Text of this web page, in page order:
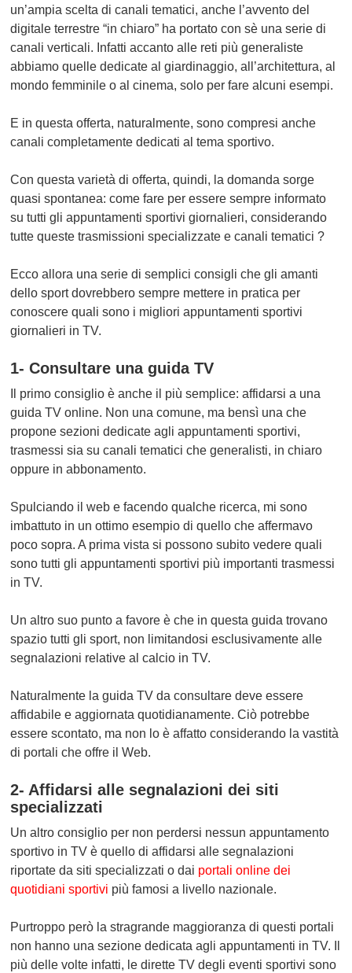
un’ampia scelta di canali tematici, anche l’avvento del
digitale terrestre “in chiaro” ha portato con sè una serie di
canali verticali. Infatti accanto alle reti più generaliste
abbiamo quelle dedicate al giardinaggio, all’architettura, al
mondo femminile o al cinema, solo per fare alcuni esempi.
E in questa offerta, naturalmente, sono compresi anche
canali completamentededicati al tema sportivo.
Con questa varietà di offerta, quindi, la domanda sorge
quasi spontanea:come fare per essere sempre informato
su tutti gli appuntamenti sportivi giornalieri, considerando
tutte queste trasmissioni specializzate e canali tematici ?
Ecco allora una serie di semplici consigli che gli amanti
dello sport dovrebbero sempre mettere in pratica per
conoscere quali sono i migliori appuntamenti sportivi
giornalieri in TV.
1- Consultare una guida TV
Il primo consiglio è anche il più semplice: affidarsi a una
guida TV online. Non una comune, ma bensì una che
propone sezioni dedicate agli appuntamenti sportivi,
trasmessi sia su canali tematici che generalisti, in chiaro
oppure in abbonamento.
Spulciando il web e facendo qualche ricerca, mi sono
imbattuto in un ottimo esempio di quello che affermavo
poco sopra. A prima vista si possono subito vedere quali
sono tutti gli appuntamenti sportivi più importanti trasmessi
in TV.
Un altro suo punto a favore è che in questa guida trovano
spazio tutti gli sport, non limitandosi esclusivamente alle
segnalazioni relative al calcio in TV.
Naturalmente la guida TV da consultare deve essere
affidabile e aggiornata quotidianamente. Ciò potrebbe
essere scontato, ma non lo è affatto considerando la vastità
di portali che offre il Web.
2- Affidarsi alle segnalazioni dei siti
specializzati
Un altro consiglio per non perdersi nessun appuntamento
sportivo in TV è quello di affidarsi alle segnalazioni
riportate da siti specializzati o dai portali online dei
quotidiani sportivi più famosi a livello nazionale.
Purtroppo però la stragrande maggioranza di questi portali
non hanno una sezione dedicata agli appuntamenti in TV. Il
più delle volte infatti, le dirette TV degli eventi sportivi sono